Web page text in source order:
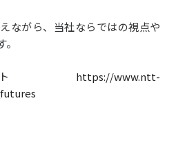
ながら、当社ならではの視点や
ト https://www.ntt-